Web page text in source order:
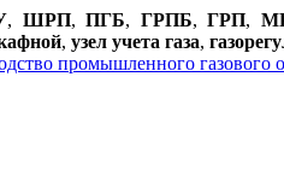
, ШРП,ПГБ, ГРПБ,ГРП,
, узел учета газа,